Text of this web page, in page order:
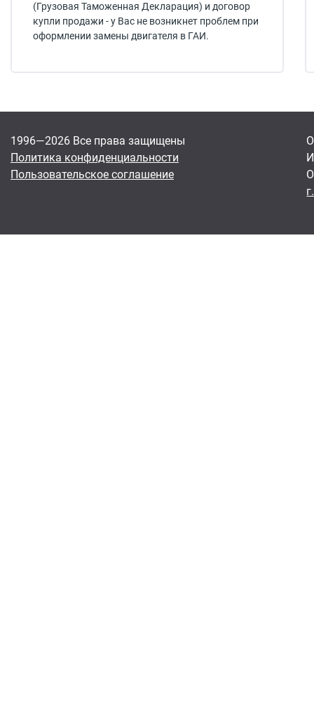
(Грузовая Таможенная Декларация) и договор
купли продажи - у Вас не возникнет проблем при
оформлении замены двигателя в ГАИ.
1996—2026 Все права защищены
Политика конфиденциальности
Пользовательское соглашение